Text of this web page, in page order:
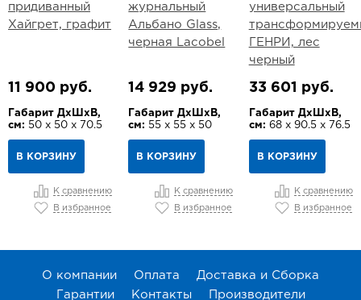
придиванный
Хайгрет, графит
11 900 руб.
Габарит ДхШхВ,
см: 50 х 50 х 70.5
В КОРЗИНУ
К сравнению
В избранное
журнальный
Альбано Glass,
черная Lacobel
14 929 руб.
Габарит ДхШхВ,
см: 55 х 55 х 50
В КОРЗИНУ
К сравнению
В избранное
универсальный
ГЕНРИ, лес
черный
33 601 руб.
Габарит ДхШхВ,
см: 68 х 90.5 х 76.5
В КОРЗИНУ
К сравнению
В избранное
О компании Оплата
Доставка и Сборка
Гарантии
Контакты Производители